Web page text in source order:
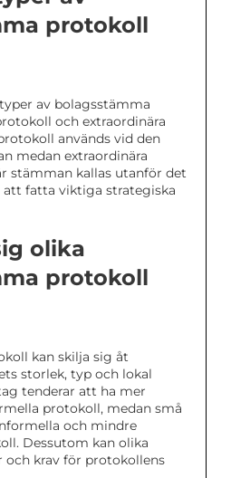
protokoll
av bolagsstämma
och extraordinära
används vid den
medan extraordinära
stämman kallas utanför det
fatta viktiga strategiska
olika
protokoll
kan skilja sig åt
storlek, typ och lokal
tenderar att ha mer
protokoll, medan små
och mindre
Dessutom kan olika
och krav för protokollens